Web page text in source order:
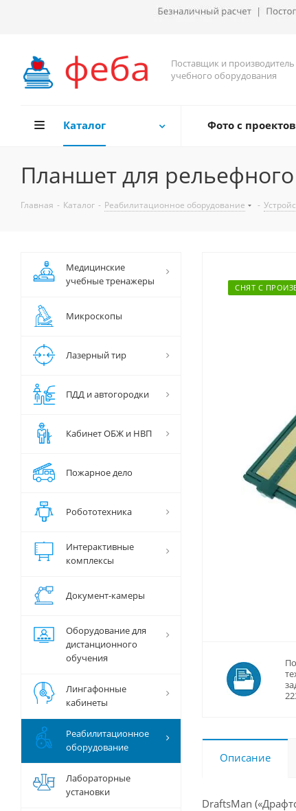
Поставщик и производитель
учебного оборудования
Каталог Фото с проектов
Планшет для
Главная - Каталог - Реабилитационное оборудование -
СНЯТ С
Описание
DraftsMan
Медицинские
учебные тренажеры
Микроскопы
Лазерный тир
ПДД и автогородки
Кабинет ОБЖ и НВП
Пожарное дело
Робототехника
Интерактивные
комплексы
Документ-камеры
Оборудование для
дистанционного
обучения
Лингафонные
кабинеты
Реабилитационное
оборудование
Лабораторные
установки